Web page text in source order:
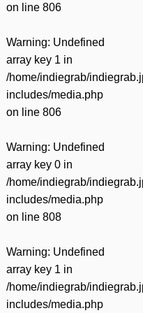
on line 806
Warning: Undefined
array key 1 in
/home/indiegrab/
includes/media.php
on line 806
Warning: Undefined
array key 0 in
/home/indiegrab/
includes/media.php
on line 808
Warning: Undefined
array key 1 in
/home/indiegrab/
includes/media.php